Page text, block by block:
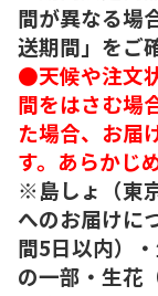
間が異なる場
送期間」をご
●天候や注文
間をはさむ場
た場合、お届
す。あらかじ
※島しょ（東
へのお届けに
間5日以内）
の一部・生花